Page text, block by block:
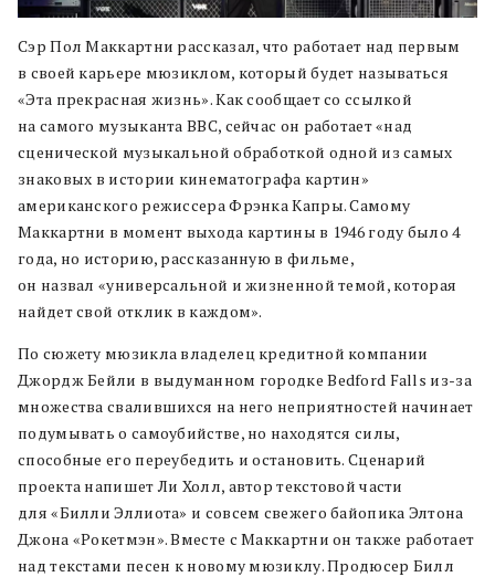
Сэр Пол Маккартни рассказал, что работает над первым
в своей карьере мюзиклом, который будет называться
«Эта прекрасная жизнь». Как сообщает со ссылкой
на самого музыканта BBC, сейчас он работает «над
сценической музыкальной обработкой одной из самых
знаковых в истории кинематографа картин»
американского режиссера Фрэнка Капры. Самому
Маккартни в момент выхода картины в 1946 году было 4
года, но историю, рассказанную в фильме,
он назвал «универсальной и жизненной темой, которая
найдет свой отклик в каждом».
По сюжету мюзикла владелец кредитной компании
Джордж Бейли в выдуманном городке Bedford Falls из-за
множества свалившихся на него неприятностей начинает
подумывать о самоубийстве, но находятся силы,
способные его переубедить и остановить. Сценарий
проекта напишет Ли Холл, автор текстовой части
для «Билли Эллиота» и совсем свежего байопика Элтона
Джона «Рокетмэн». Вместе с Маккартни он также работает
над текстами песен к новому мюзиклу. Продюсер Билл